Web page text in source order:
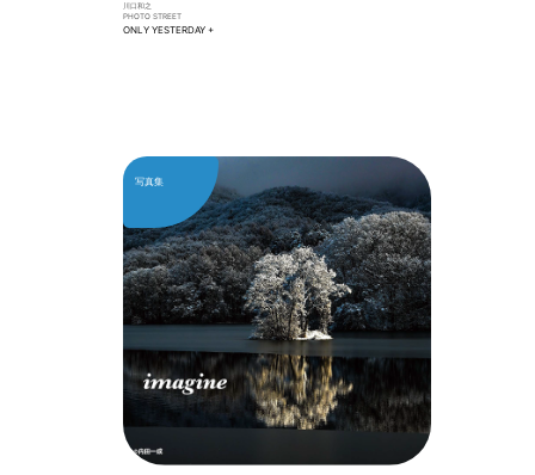
川口和之
PHOTO STREET
ONLY YESTERDAY +
写真集